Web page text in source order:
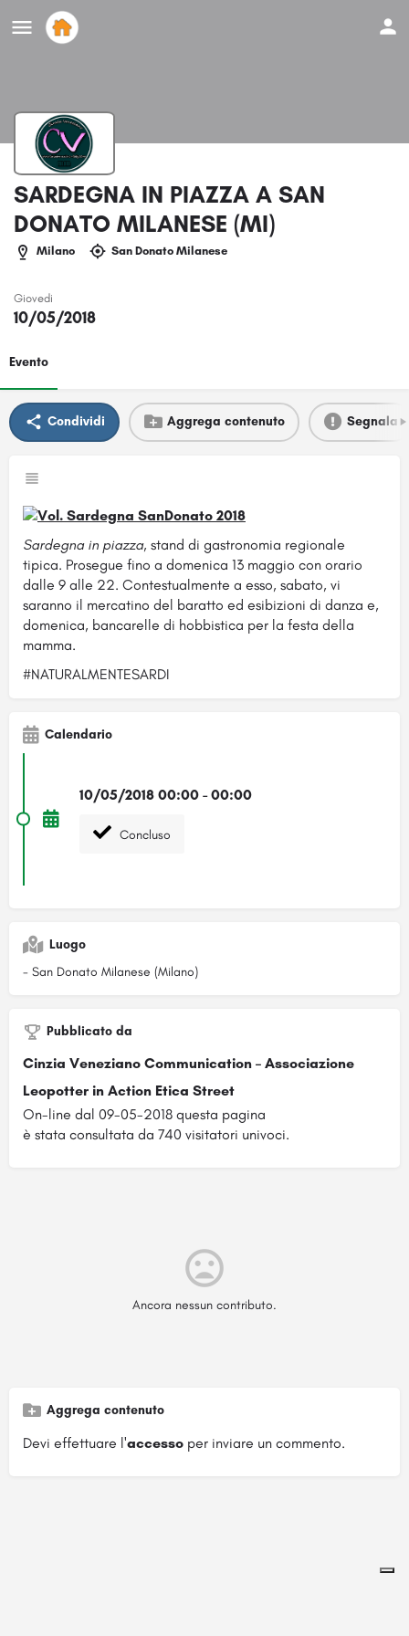
SARDEGNA IN PIAZZA A SAN
DONATO MILANESE (MI)
Milano San Donato Milanese
Giovedi
10/05/2018
Evento
Condividi Aggrega contenuto Segnala
Sardegna in piazza, stand di gastronomia regionale
tipica. Prosegue fino a domenica 13 maggio con orario
dalle 9 alle 22. Contestualmente a esso, sabato, vi
saranno il mercatino del baratto ed esibizioni di danza e,
domenica, bancarelle di hobbistica per la festa della
mamma.
#NATURALMENTESARDI
Calendario
10/05/2018 00:00 - 00:00
Concluso
Luogo
- San Donato Milanese (Milano)
Pubblicato da
Cinzia Veneziano Communication – Associazione
Leopotter in Action Etica Street
On-line dal 09-05-2018 questa pagina
è stata consultata da 740 visitatori univoci.
Ancora nessun contributo.
Aggrega contenuto
Devi effettuare l'accesso per inviare un commento.